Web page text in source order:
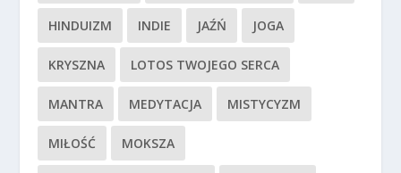
HINDUIZM INDIE JAŹŃ JOGA
KRYSZNA LOTOS TWOJEGO SERCA
MANTRA MEDYTACJA MISTYCYZM
MIŁOŚĆ MOKSZA